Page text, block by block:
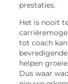
prestaties.
Het is nooit
tot coach
helpen
Dus waar